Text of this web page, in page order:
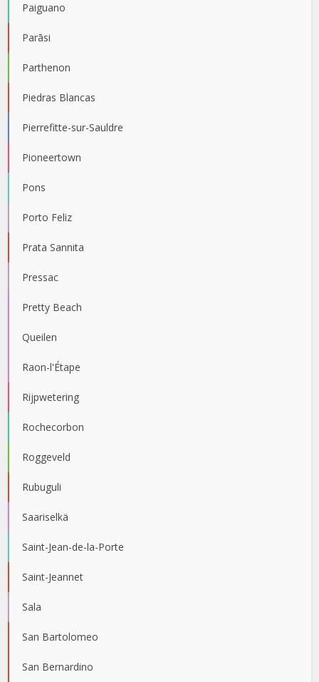
Paiguano
Parāsi
Parthenon
Piedras Blancas
Pierrefitte-sur-Sauldre
Pioneertown
Pons
Porto Feliz
Prata Sannita
Pressac
Pretty Beach
Queilen
Raon-l'Étape
Rijpwetering
Rochecorbon
Roggeveld
Rubuguli
Saariselkä
Saint-Jean-de-la-Porte
Saint-Jeannet
Sala
San Bartolomeo
San Bernardino